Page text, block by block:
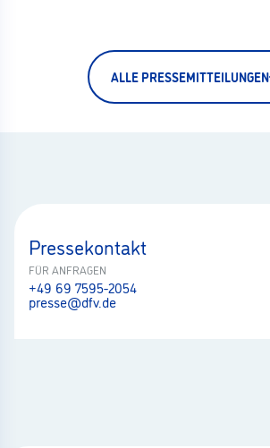
ALLE PRESSEMITTEILUNGEN
Pressekontakt
FÜR ANFRAGEN
+49 69 7595-2054
presse@dfv.de